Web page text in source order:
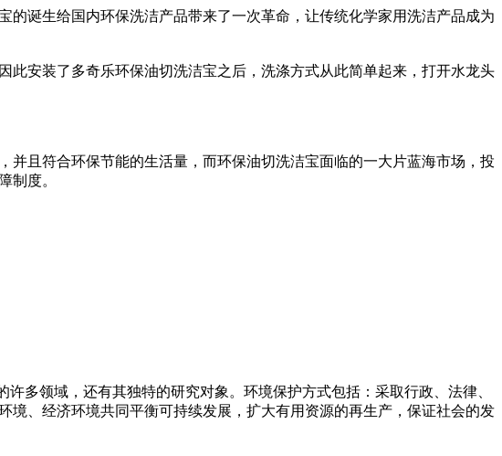
诞生给国内环保洗洁产品带来了一次革命，让传统化学家用洗洁产品成为
安装了多奇乐环保油切洗洁宝之后，洗涤方式从此简单起来，打开水龙头
且符合环保节能的生活量，而环保油切洗洁宝面临的一大片蓝海市场，投
制度。
多领域，还有其独特的研究对象。环境保护方式包括：采取行政、法律、
、经济环境共同平衡可持续发展，扩大有用资源的再生产，保证社会的发